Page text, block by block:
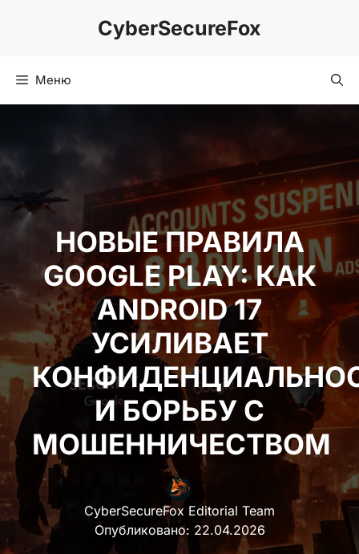
CyberSecureFox
Меню
НОВЫЕ ПРАВИЛА
GOOGLE PLAY: КАК
ANDROID 17
УСИЛИВАЕТ
И БОРЬБУ С
МОШЕННИЧЕСТВОМ
CyberSecureFox Editorial Team
Опубликовано:22.04.2026